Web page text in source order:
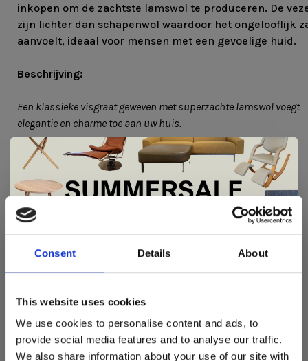
Consent Details About
This website uses cookies
We use cookies to personalise content and ads, to
provide social media features and to analyse our traffic.
We also share information about your use of our site with
inkopen om de zachtste lamswol te produceren. De
zijn lichter dan schapenwol waardoor het ongelooflijk
aanvoelt, ideaal voor mensen met een gevoelige huid.
Beschrijving:
Een klassieke visgraat geweven met superzachte lamswol voegt
elegantie en charme toe aan uw huis.
Afmeting:
200 x 145 cm
REVIEWS
De Summer Sale bij Snip Wonen+ is
gestart!
woonaccessoires aan te schaffen met aantrekkelijke kortingen.
In onze showroom vind je een uitgebreide selectie
designmeubelen van gerenommeerde Nederlandse en Europese